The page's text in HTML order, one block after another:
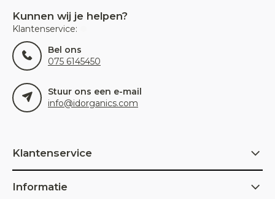
Kunnen wij je helpen?
Klantenservice:
Bel ons
075 6145450
Stuur ons een e-mail
info@idorganics.com
Klantenservice
Informatie